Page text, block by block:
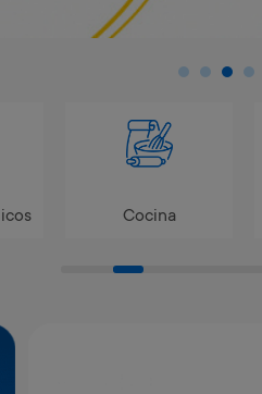
Cocina